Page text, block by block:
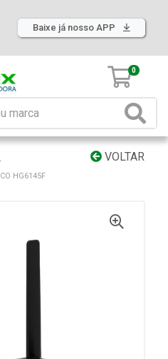
Baixe já nosso APP
0
VOLTAR
HG6145F